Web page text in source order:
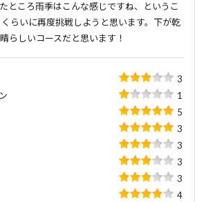
ところ雨季はこんな感じですね、というこ
らいに再度挑戦しようと思います。下が乾
らしいコースだと思います！
3
1
5
3
3
3
3
4